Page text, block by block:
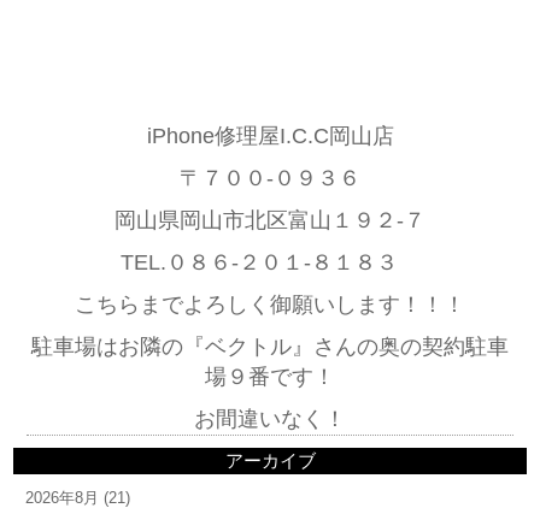
iPhone修理屋I.C.C岡山店
〒７００-０９３６
岡山県岡山市北区富山１９２-７
TEL.０８６-２０１-８１８３
こちらまでよろしく御願いします！！！
駐車場はお隣の『ベクトル』さんの奥の契約駐車
場９番です！
お間違いなく！
アーカイブ
2026年8月 (21)